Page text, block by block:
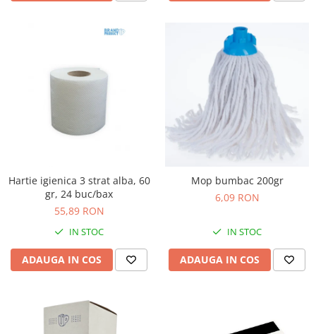
Hartie igienica 3 strat alba, 60
gr, 24 buc/bax
55,89 RON
IN STOC
ADAUGA IN COS
Mop bumbac 200gr
6,09 RON
IN STOC
ADAUGA IN COS